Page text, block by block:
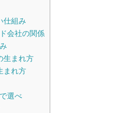
仕組み
会社の関係
生まれ方
まれ方
選べ